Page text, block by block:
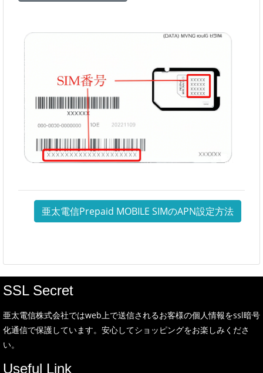
亜太電信Prepaid MOBILE SIMのAPN設定方法
SSL Secret
亜太電信株式会社ではweb上で送信されるお客様の個人情報をssl暗号
化通信で保護しています。安心してショッピングをお楽しみくださ
い。
Useful Link